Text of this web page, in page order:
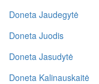
Doneta Jaudegytė
Doneta Juodis
Doneta Jasudytė
Doneta Kalinauskaitė